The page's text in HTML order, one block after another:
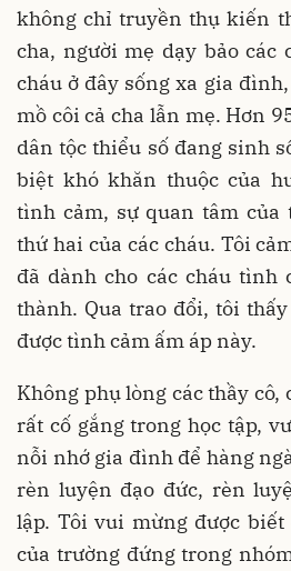
không chỉ truyền thụ kiến
cha, người mẹ dạy bảo các
cháu ở đây sống xa gia
mồ côi cả cha lẫn mẹ. Hơn
dân tộc thiểu số đang sinh
biệt khó khăn thuộc của
tình cảm, sự quan tâm của
thứ hai của các cháu. Tôi
đã dành cho các cháu tình
thành. Qua trao đổi, tôi
được tình cảm ấm áp này.
Không phụ lòng các thầy cô,
rất cố gắng trong học tập,
nỗi nhớ gia đình để hàng
rèn luyện đạo đức, rèn
lập. Tôi vui mừng được
của trường đứng trong